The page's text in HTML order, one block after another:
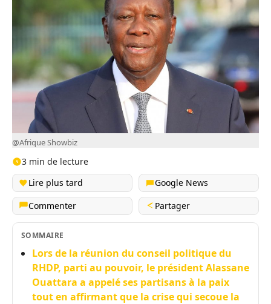
@Afrique Showbiz
3 min de lecture
Lire plus tard
Google News
Commenter
Partager
SOMMAIRE
Lors de la réunion du conseil politique du
RHDP, parti au pouvoir, le président Alassane
Ouattara a appelé ses partisans à la paix
tout en affirmant que la crise qui secoue la